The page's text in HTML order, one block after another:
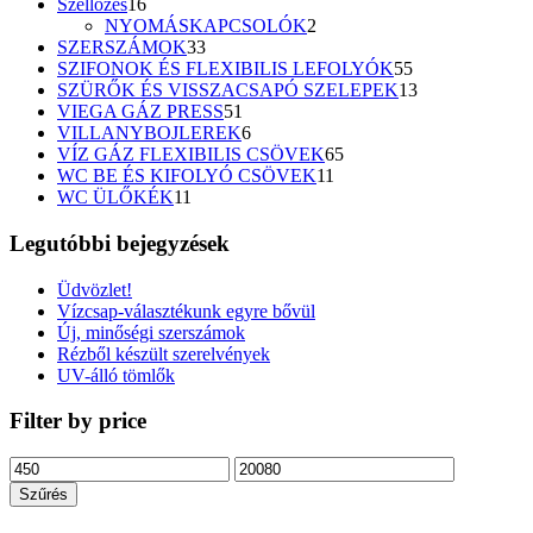
Szellőzés16
termék
NYOMÁSKAPCSOLÓK2
SZERSZÁMOK3333
termék
SZIFONOK ÉS FLEXIBILIS LEFOLYÓK5555
termék
SZÜRŐK ÉS VISSZACSAPÓ SZELEPEK1313
VIEGA GÁZ PRESS51
termék
VILLANYBOJLEREK66
termék
VÍZ GÁZ FLEXIBILIS CSÖVEK6565
WC BE ÉS KIFOLYÓ CSÖVEK11
WC ÜLŐKÉK11
Legutóbbi bejegyzések
Üdvözlet!
Vízcsap-választékunk egyre bővül
Új, minőségi szerszámok
Rézből készült szerelvények
UV-álló tömlők
Filter by price
Min
ár
Max
ár
Szűrés